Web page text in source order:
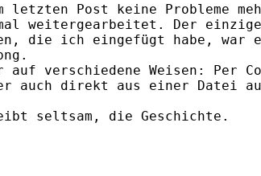
letzten Post keine Probleme
weitergearbeitet. Der einzige
die ich eingefügt habe, war
verschiedene Weisen: Per
auch direkt aus einer Datei
seltsam, die Geschichte.